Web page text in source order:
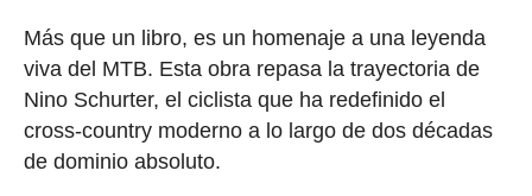
Más que un libro, es un homenaje a una leyenda
viva del MTB. Esta obra repasa la trayectoria de
Nino Schurter, el ciclista que ha redefinido el
cross-country moderno a lo largo de dos décadas
de dominio absoluto.